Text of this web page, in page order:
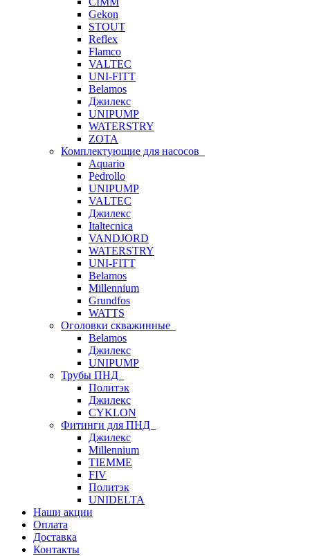
Gekon
STOUT
Reflex
Flamco
VALTEC
UNI-FITT
Belamos
Джилекс
UNIPUMP
WATERSTRY
ZOTA
Комплектующие для насосов
Aquario
Pedrollo
UNIPUMP
VALTEC
Джилекс
Italtecnica
VANDJORD
WATERSTRY
UNI-FITT
Belamos
Millennium
Grundfos
WATTS
Оголовки скважинные
Belamos
Джилекс
UNIPUMP
Трубы ПНД
Политэк
Джилекс
CYKLON
Фитинги для ПНД
Джилекс
Millennium
TIEMME
FIV
Политэк
UNIDELTA
Наши акции
Оплата
Доставка
Контакты